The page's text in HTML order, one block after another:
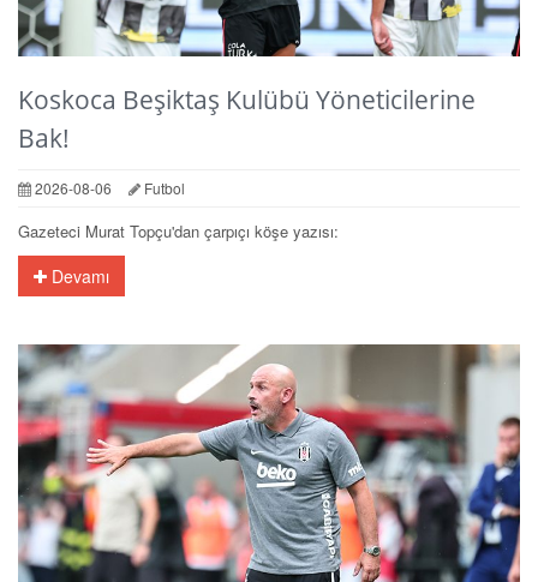
Koskoca Beşiktaş Kulübü Yöneticilerine
Bak!
2026-08-06 Futbol
Gazeteci Murat Topçu'dan çarpıçı köşe yazısı:
Devamı